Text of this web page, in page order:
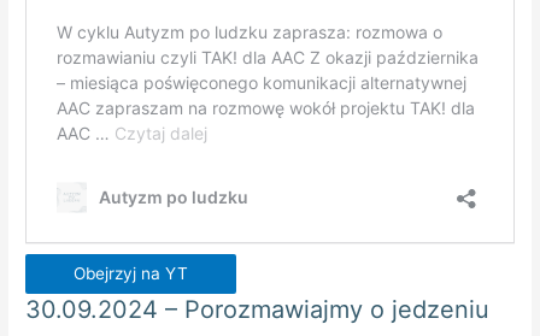
Obejrzyj na YT
30.09.2024 – Porozmawiajmy o jedzeniu